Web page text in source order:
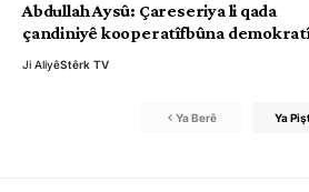
Abdullah Aysû: Çareseriya li qada
çandiniyê kooperatîfbûna
Ji AliyêStêrk TV
Ya Berê Ya